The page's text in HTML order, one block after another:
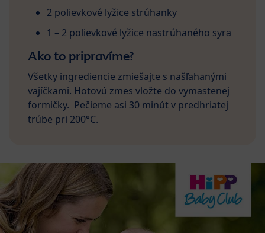
2 polievkové lyžice strúhanky
1 – 2 polievkové lyžice nastrúhaného syra
Ako to pripravíme?
Všetky ingrediencie zmiešajte s našľahanými
vajíčkami. Hotovú zmes vložte do vymastenej
formičky. Pečieme asi 30 minút v predhriatej
trúbe pri 200°C.